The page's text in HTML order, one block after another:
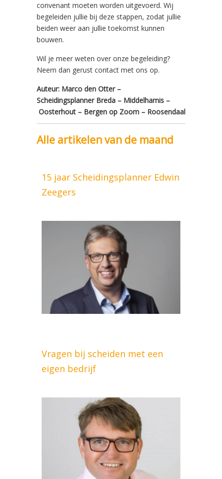
convenant moeten worden uitgevoerd. Wij
begeleiden jullie bij deze stappen, zodat jullie
beiden weer aan jullie toekomst kunnen
bouwen.
Wil je meer weten over onze begeleiding?
Neem dan gerust contact met ons op.
Auteur: Marco den Otter –
Scheidingsplanner Breda – Middelharnis –
Oosterhout – Bergen op Zoom – Roosendaal
Alle artikelen van de maand
15 jaar Scheidingsplanner Edwin
Zeegers
Vragen bij scheiden met een
eigen bedrijf